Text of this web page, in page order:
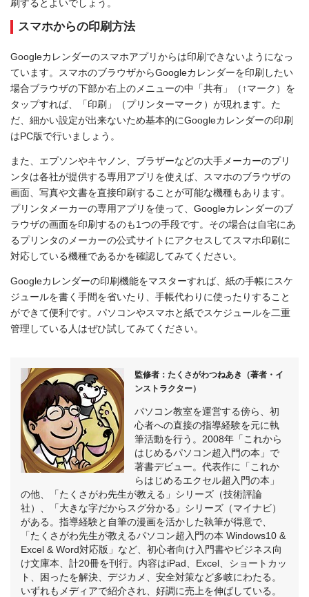
刷するとよいでしょう。
スマホからの印刷方法
Googleカレンダーのスマホアプリからは印刷できないようになっ
ています。スマホのブラウザからGoogleカレンダーを印刷したい
場合ブラウザの下部か右上のメニューの中「共有」（↑マーク）を
タップすれば、「印刷」（プリンターマーク）が現れます。た
だ、細かい設定が出来ないため基本的にGoogleカレンダーの印刷
はPC版で行いましょう。
また、エプソンやキヤノン、ブラザーなどの大手メーカーのプリ
ンタは各社が提供する専用アプリを使えば、スマホのブラウザの
画面、写真や文書を直接印刷することが可能な機種もあります。
プリンタメーカーの専用アプリを使って、Googleカレンダーのブ
ラウザの画面を印刷するのも1つの手段です。その場合は自宅にあ
るプリンタのメーカーの公式サイトにアクセスしてスマホ印刷に
対応している機種であるかを確認してみてください。
Googleカレンダーの印刷機能をマスターすれば、紙の手帳にスケ
ジュールを書く手間を省いたり、手帳代わりに使ったりすること
ができて便利です。パソコンやスマホと紙でスケジュールを二重
管理している人はぜひ試してみてください。
監修者：たくさがわつねあき（著者・イ
ンストラクター）
パソコン教室を運営する傍ら、初
心者への直接の指導経験を元に執
筆活動を行う。2008年「これから
はじめるパソコン超入門の本」で
著書デビュー。代表作に「これか
らはじめるエクセル超入門の本」
の他、「たくさがわ先生が教える」シリーズ（技術評論
社）、「大きな字だからスグ分かる」シリーズ（マイナビ）
がある。指導経験と自筆の漫画を活かした執筆が得意で、
「たくさがわ先生が教えるパソコン超入門の本 Windows10 &
Excel & Word対応版」など、初心者向け入門書やビジネス向
け文庫本、計20冊を刊行。内容はiPad、Excel、ショートカッ
ト、困ったを解決、デジカメ、安全対策など多岐にわたる。
いずれもメディアで紹介され、好調に売上を伸ばしている。